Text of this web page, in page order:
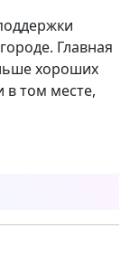
Главная
хороших
в том месте,